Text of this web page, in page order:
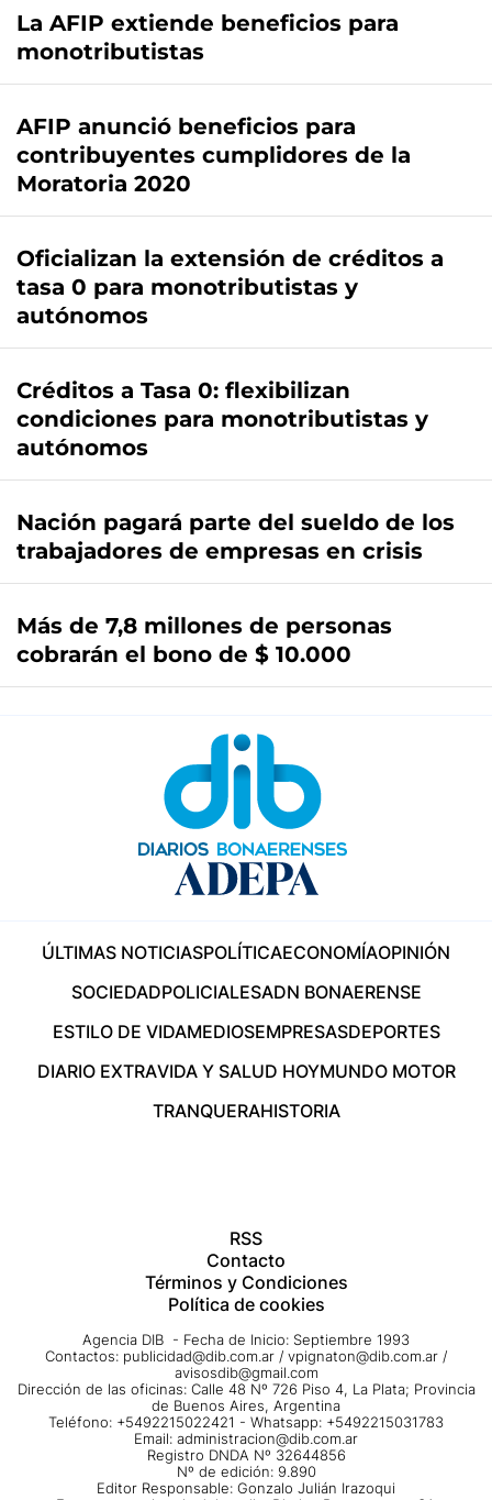
La AFIP extiende beneficios para
monotributistas
AFIP anunció beneficios para
contribuyentes cumplidores de la
Moratoria 2020
Oficializan la extensión de créditos a
tasa 0 para monotributistas y
autónomos
Créditos a Tasa 0: flexibilizan
condiciones para monotributistas y
autónomos
Nación pagará parte del sueldo de los
trabajadores de empresas en crisis
Más de 7,8 millones de personas
cobrarán el bono de $ 10.000
ÚLTIMAS NOTICIASPOLÍTICAECONOMÍAOPINIÓN
SOCIEDADPOLICIALESADN BONAERENSE
ESTILO DE VIDAMEDIOSEMPRESASDEPORTES
DIARIO EXTRAVIDA Y SALUD HOYMUNDO MOTOR
TRANQUERAHISTORIA
RSS
Contacto
Términos y Condiciones
Política de cookies
Agencia DIB - Fecha de Inicio: Septiembre 1993
Contactos: publicidad@dib.com.ar / vpignaton@dib.com.ar /
avisosdib@gmail.com
Dirección de las oficinas: Calle 48 Nº 726 Piso 4, La Plata; Provincia
de Buenos Aires, Argentina
Teléfono: +5492215022421 - Whatsapp: +5492215031783
Email: administracion@dib.com.ar
Registro DNDA Nº 32644856
Nº de edición: 9.890
Editor Responsable: Gonzalo Julián Irazoqui